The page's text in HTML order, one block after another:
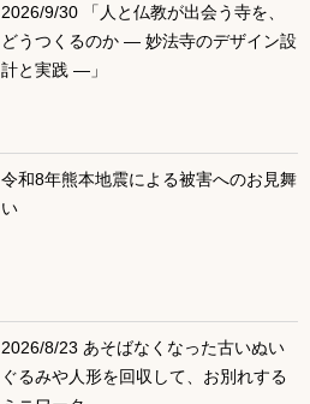
2026/9/30 「人と仏教が出会う寺を、
どうつくるのか ― 妙法寺のデザイン設
計と実践 ―」
令和8年熊本地震による被害へのお見舞
い
2026/8/23 あそばなくなった古いぬい
ぐるみや人形を回収して、お別れする